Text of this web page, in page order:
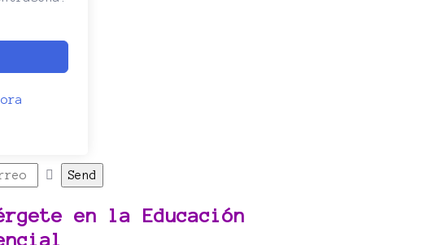
en la Educación